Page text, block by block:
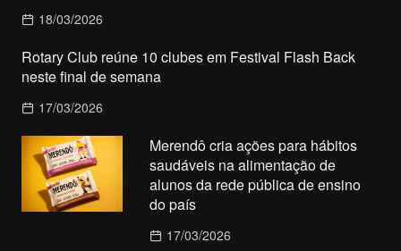
18/03/2026
Rotary Club reúne 10 clubes em Festival Flash Back
neste final de semana
17/03/2026
Merendô cria ações para hábitos
saudáveis na alimentação de
alunos da rede pública de ensino
do país
17/03/2026